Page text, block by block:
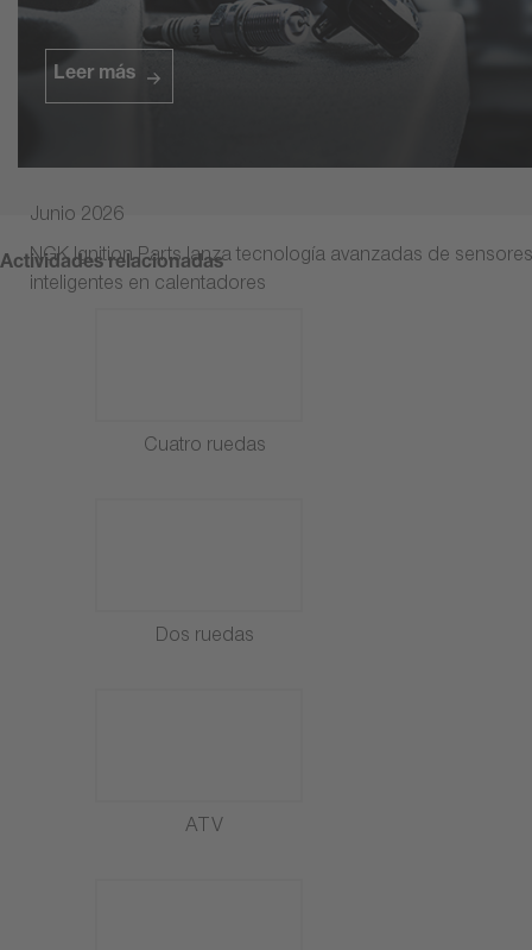
Leer más
Junio 2026
NGK Ignition Parts lanza tecnología avanzadas de sensores
inteligentes en calentadores
Actividades relacionadas
Cuatro ruedas
Dos ruedas
ATV